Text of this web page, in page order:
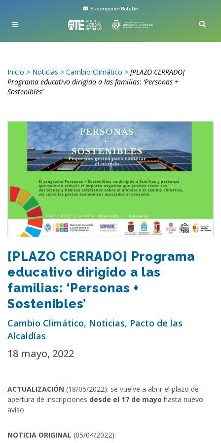
Suscripción Boletín
Inicio > Noticias > Cambio Climático > [PLAZO CERRADO]
Programa educativo dirigido a las familias: ‘Personas +
Sostenibles’
[PLAZO CERRADO] Programa
educativo dirigido a las
familias: ‘Personas +
Sostenibles’
Cambio Climático, Noticias, Pacto de las
Alcaldías
18 mayo, 2022
ACTUALIZACIÓN (18/05/2022): se vuelve a abrir el plazo de
apertura de inscripciones desde el 17 de mayo hasta nuevo
aviso
NOTICIA ORIGINAL (05/04/2022):